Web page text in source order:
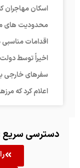
دسترسی سریع
اسکان مهاجران
محدودیت های
اقدامات
اخیراً توسط
اعلام کرد که